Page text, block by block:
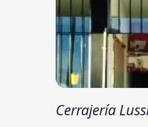
Cerrajería